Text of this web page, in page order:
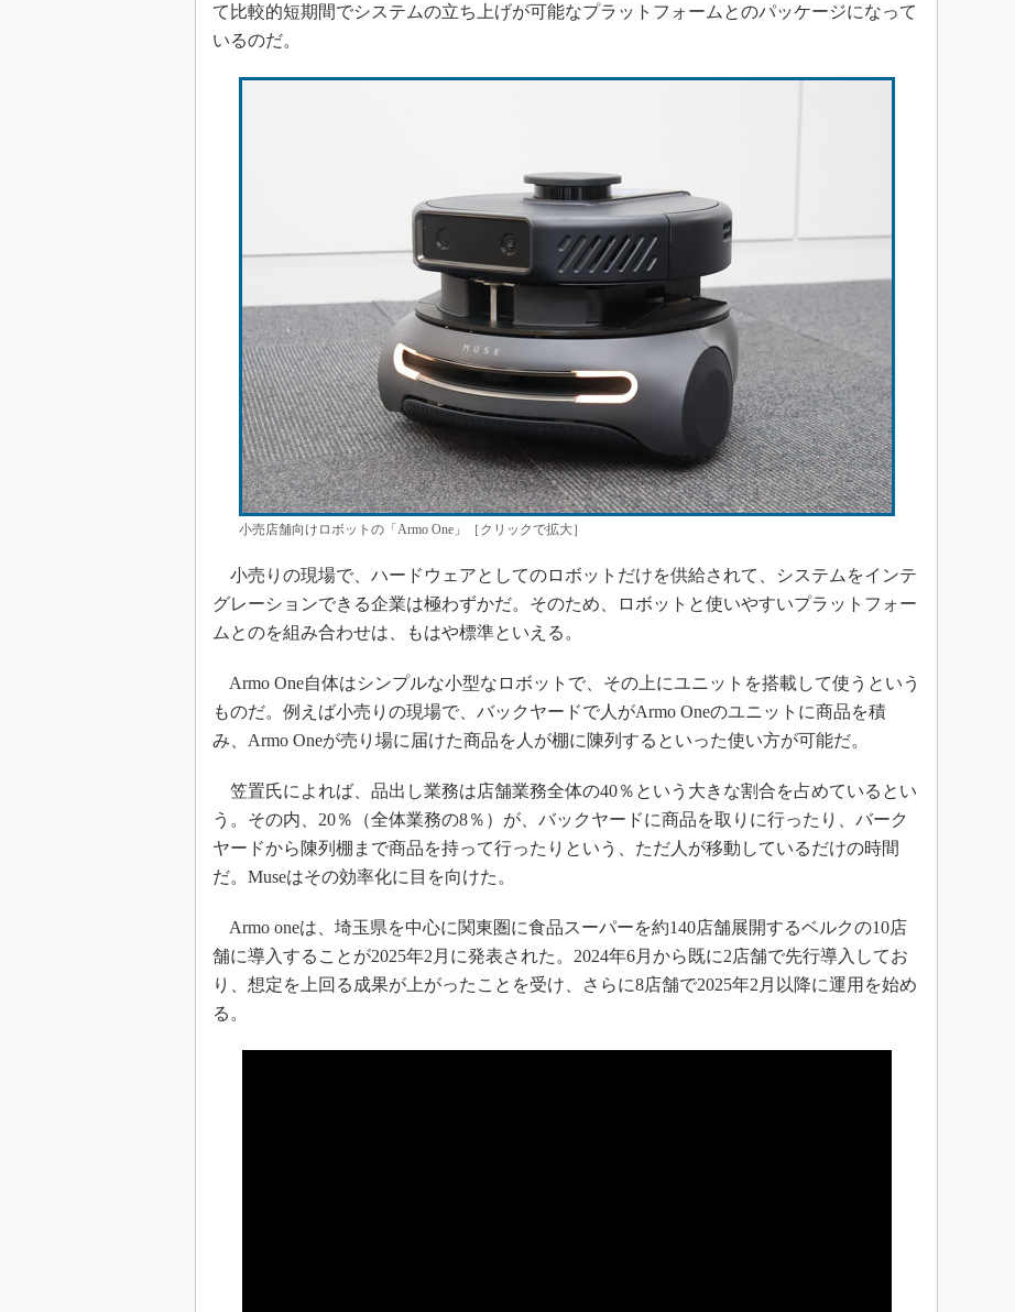
て比較的短期間でシステムの立ち上げが可能なプラットフォームとのパッケージになって
いるのだ。
小売店舗向けロボットの「Armo One」［クリックで拡大］
小売りの現場で、ハードウェアとしてのロボットだけを供給されて、システムをインテ
グレーションできる企業は極わずかだ。そのため、ロボットと使いやすいプラットフォー
ムとのを組み合わせは、もはや標準といえる。
Armo One自体はシンプルな小型なロボットで、その上にユニットを搭載して使うという
ものだ。例えば小売りの現場で、バックヤードで人がArmo Oneのユニットに商品を積
み、Armo Oneが売り場に届けた商品を人が棚に陳列するといった使い方が可能だ。
笠置氏によれば、品出し業務は店舗業務全体の40％という大きな割合を占めているとい
う。その内、20％（全体業務の8％）が、バックヤードに商品を取りに行ったり、バーク
ヤードから陳列棚まで商品を持って行ったりという、ただ人が移動しているだけの時間
だ。Museはその効率化に目を向けた。
Armo oneは、埼玉県を中心に関東圏に食品スーパーを約140店舗展開するベルクの10店
舗に導入することが2025年2月に発表された。2024年6月から既に2店舗で先行導入してお
り、想定を上回る成果が上がったことを受け、さらに8店舗で2025年2月以降に運用を始め
る。